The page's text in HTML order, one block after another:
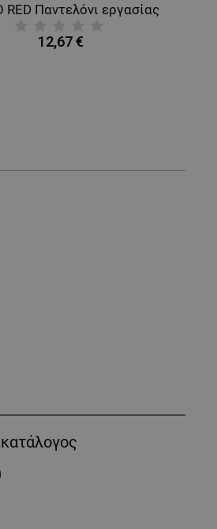
RED Παντελόνι εργασίας
12,67 €